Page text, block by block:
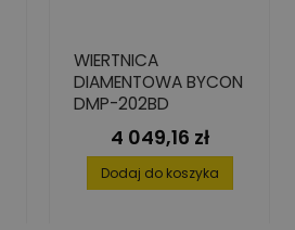
WIERTNICA
DIAMENTOWA BYCON
DMP-202BD
Cena
4 049,16 zł
Dodaj do koszyka